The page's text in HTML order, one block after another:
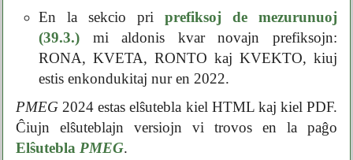
En la sekcio pri prefiksoj de mezurunuoj
(39.3.)mi aldonis kvar novajn prefiksojn:
RONA, KVETA, RONTO kaj KVEKTO, kiuj
estis enkondukitaj nur en 2022.
PMEG 2024 estas elŝutebla kiel HTML kaj kiel PDF.
Ĉiujn elŝuteblajn versiojn vi trovos en la paĝo
Elŝutebla PMEG.